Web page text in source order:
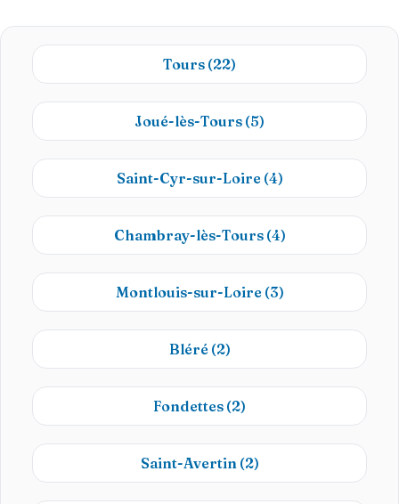
Tours (22)
Joué-lès-Tours (5)
Saint-Cyr-sur-Loire (4)
Chambray-lès-Tours (4)
Montlouis-sur-Loire (3)
Bléré (2)
Fondettes (2)
Saint-Avertin (2)